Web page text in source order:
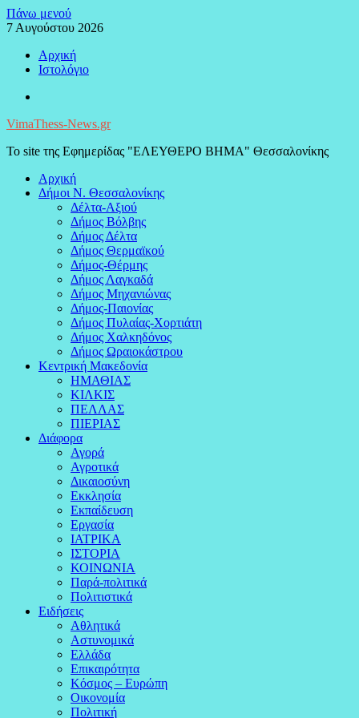
Μεταπηδήστε
στο
Πάνω μενού
7 Αυγούστου 2026
Αρχική
Ιστολόγιο
VimaThess-News.gr
Το site της Εφημερίδας "ΕΛΕΥΘΕΡΟ ΒΗΜΑ" Θεσσαλονίκης
Αρχική
Δήμοι Ν. Θεσσαλονίκης
Δέλτα-Αξιού
Δήμος Βόλβης
Δήμος Δέλτα
Δήμος Θερμαϊκού
Δήμος-Θέρμης
Δήμος Λαγκαδά
Δήμος Μηχανιώνας
Δήμος-Παιονίας
Δήμος Πυλαίας-Χορτιάτη
Δήμος Χαλκηδόνος
Δήμος Ωραιοκάστρου
Κεντρική Μακεδονία
ΗΜΑΘΙΑΣ
ΚΙΛΚΙΣ
ΠΕΛΛΑΣ
ΠΙΕΡΙΑΣ
Διάφορα
Αγορά
Αγροτικά
Δικαιοσύνη
Εκκλησία
Εκπαίδευση
Εργασία
ΙΑΤΡΙΚΑ
ΙΣΤΟΡΙΑ
ΚΟΙΝΩΝΙΑ
Παρά-πολιτικά
Πολιτιστικά
Ειδήσεις
Αθλητικά
Αστυνομικά
Ελλάδα
Επικαιρότητα
Κόσμος – Ευρώπη
Οικονομία
Πολιτική